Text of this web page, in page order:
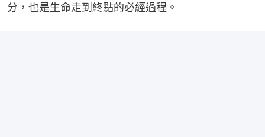
分，也是生命走到終點的必經過程。